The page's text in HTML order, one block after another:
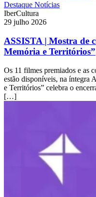
Destaque Notícias
IberCultura
29 julho 2026
ASSISTA | Mostra de
Memória e Territórios”
Os 11 filmes premiados e as
estão disponíveis, na íntegra
e Territórios” celebra o
[…]